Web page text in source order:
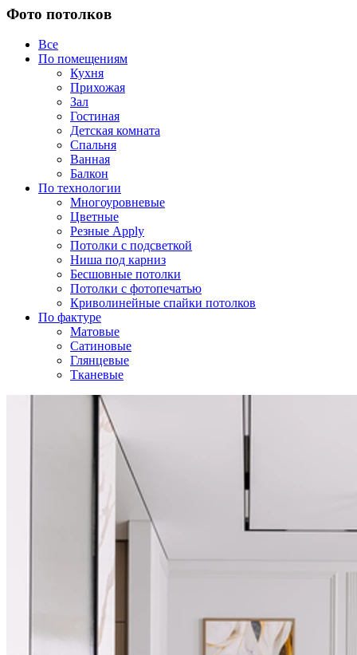
Фото потолков
Все
По помещениям
Кухня
Прихожая
Зал
Гостиная
Детская комната
Спальня
Ванная
Балкон
По технологии
Многоуровневые
Цветные
Резные Apply
Потолки с подсветкой
Ниша под карниз
Бесшовные потолки
Потолки с фотопечатью
Криволинейные спайки потолков
По фактуре
Матовые
Сатиновые
Глянцевые
Тканевые